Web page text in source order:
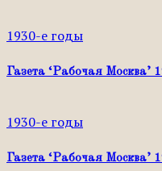
1930-е годы
Газета ‘Рабочая
1930-е годы
Газета ‘Рабочая